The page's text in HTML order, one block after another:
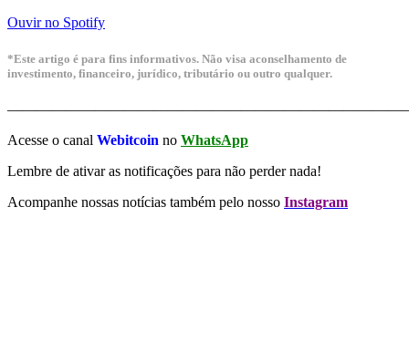
Ouvir no Spotify
*Este artigo é para fins informativos. Não visa aconselhamento de
investimento, financeiro, jurídico, tributário ou outro qualquer.
Acesse o canal Webitcoin no WhatsApp
Lembre de ativar as notificações para não perder nada!
Acompanhe nossas notícias também pelo nosso Instagram